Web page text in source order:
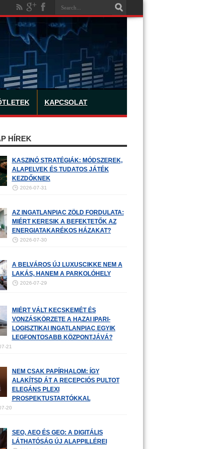
KAPCSOLAT
HÍREK
KASZINÓ STRATÉGIÁK: MÓDSZEREK,
ALAPELVEK ÉS TUDATOS JÁTÉK
KEZDŐKNEK
2026-07-31
AZ INGATLANPIAC ZÖLD FORDULATA:
MIÉRT KERESIK A BEFEKTETŐK AZ
ENERGIATAKARÉKOS HÁZAKAT?
2026-07-30
A BELVÁROS ÚJ LUXUSCIKKE NEM A
LAKÁS, HANEM A PARKOLÓHELY
2026-07-29
MIÉRT VÁLT KECSKEMÉT ÉS
VONZÁSKÖRZETE A HAZAI IPARI-
LOGISZTIKAI INGATLANPIAC EGYIK
LEGFONTOSABB KÖZPONTJÁVÁ?
21
NEM CSAK PAPÍRHALOM: ÍGY
ALAKÍTSD ÁT A RECEPCIÓS PULTOT
ELEGÁNS PLEXI
PROSPEKTUSTARTÓKKAL
20
SEO, AEO ÉS GEO: A DIGITÁLIS
LÁTHATÓSÁG ÚJ ALAPPILLÉREI